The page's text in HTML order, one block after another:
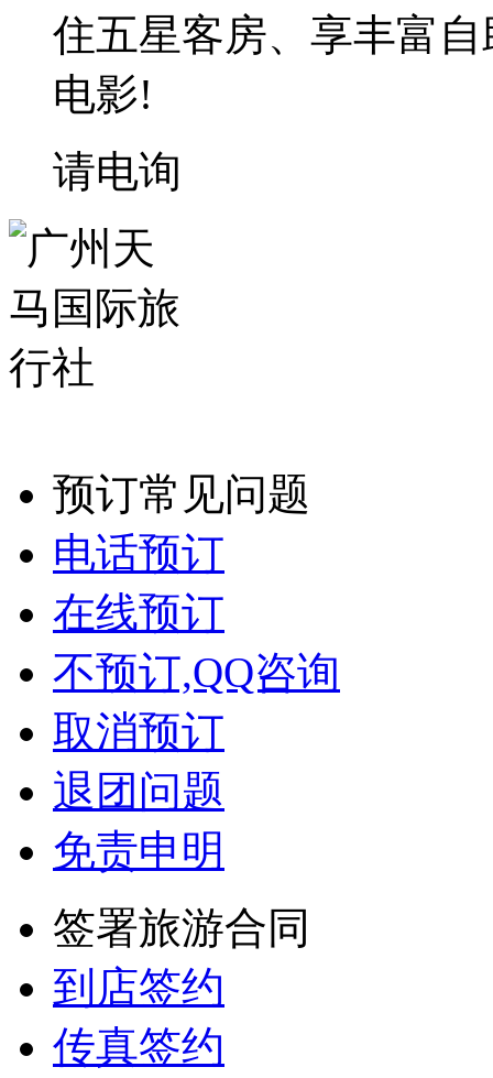
住五星客房、享丰富
电影!
请电询
预订常见问题
电话预订
在线预订
不预订,QQ咨询
取消预订
退团问题
免责申明
签署旅游合同
到店签约
传真签约